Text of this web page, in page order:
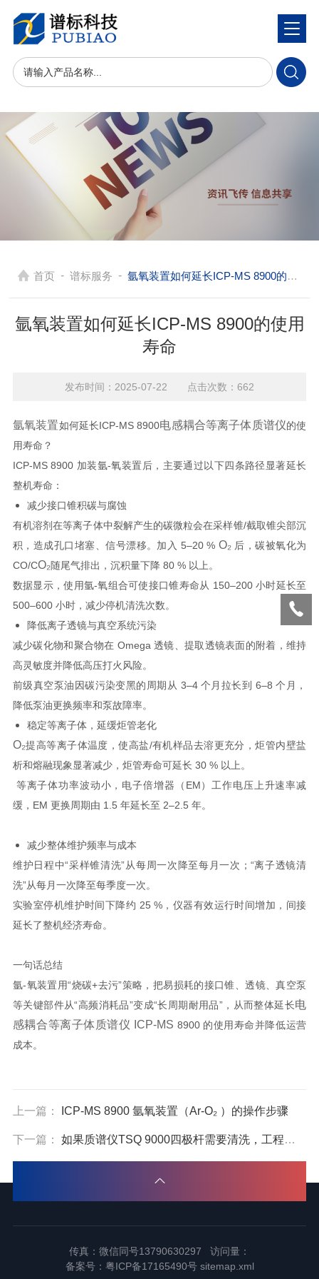
首页 - 谱标服务 - 氩氧装置如何延长ICP-MS 8900的使用寿命
氩氧装置如何延长ICP-MS 8900的使用
寿命
发布时间：2025-07-22 点击次数：662
氩氧装置如何延长ICP-MS 8900电感耦合等离子体质谱仪的使
用寿命？
ICP-MS 8900 加装氩-氧装置后，主要通过以下四条路径显著延长
整机寿命：
减少接口锥积碳与腐蚀
有机溶剂在等离子体中裂解产生的碳微粒会在采样锥/截取锥尖部沉
积，造成孔口堵塞、信号漂移。加入 5–20 % O₂后，碳被氧化为
CO/CO₂随尾气排出，沉积量下降 80 % 以上。
数据显示，使用氩-氧组合可使接口锥寿命从 150–200 小时延长至
500–600 小时，减少停机清洗次数。
降低离子透镜与真空系统污染
减少碳化物和聚合物在 Omega 透镜、提取透镜表面的附着，维持
高灵敏度并降低高压打火风险。
前级真空泵油因碳污染变黑的周期从 3–4 个月拉长到 6–8 个月，
降低泵油更换频率和泵故障率。
稳定等离子体，延缓炬管老化
O₂提高等离子体温度，使高盐/有机样品去溶更充分，炬管内壁盐
析和熔融现象显著减少，炬管寿命可延长 30 % 以上。
等离子体功率波动小，电子倍增器（EM）工作电压上升速率减
缓，EM 更换周期由 1.5 年延长至 2–2.5 年。
减少整体维护频率与成本
维护日程中“采样锥清洗”从每周一次降至每月一次；“离子透镜清
洗”从每月一次降至每季度一次。
实验室停机维护时间下降约 25 %，仪器有效运行时间增加，间接
延长了整机经济寿命。
一句话总结
氩-氧装置用“烧碳+去污”策略，把易损耗的接口锥、透镜、真空泵
等关键部件从“高频消耗品”变成“长周期耐用品”，从而整体延长电
感耦合等离子体质谱仪 ICP-MS 8900 的使用寿命并降低运营
成本。
上一篇： ICP-MS 8900 氩氧装置（Ar-O₂ ）的操作步骤
下一篇： 如果质谱仪TSQ 9000四极杆需要清洗，工程师会怎么做
传真：微信同号13790630297 访问量：
备案号： 粤ICP备17165490号 sitemap.xml